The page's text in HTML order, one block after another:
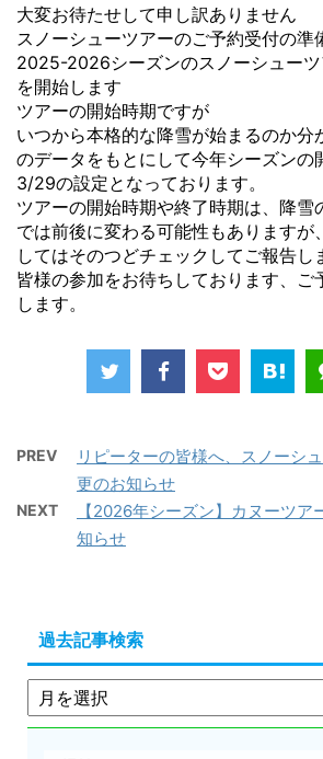
大変お待たせして申し訳ありません
スノーシューツアーのご予約受付の準
2025-2026シーズンのスノーシュー
を開始します
ツアーの開始時期ですが
いつから本格的な降雪が始まるのか分
のデータをもとにして今年シーズンの
3/29の設定となっております。
ツアーの開始時期や終了時期は、降雪
では前後に変わる可能性もありますが
してはそのつどチェックしてご報告し
皆様の参加をお待ちしております、ご
します。
PREV
リピーターの皆様へ、スノーシ
更のお知らせ
NEXT
【2026年シーズン】カヌーツア
知らせ
過去記事検索